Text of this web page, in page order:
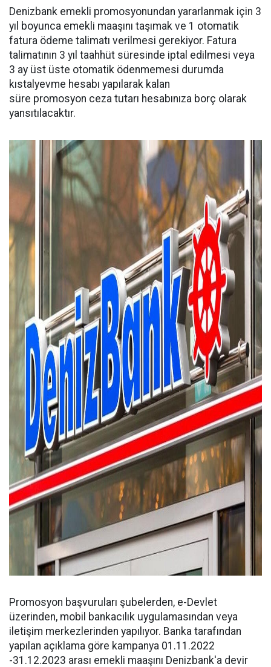
Denizbank emekli promosyonundan yararlanmak için 3
yıl boyunca emekli maaşını taşımak ve 1 otomatik
fatura ödeme talimatı verilmesi gerekiyor. Fatura
talimatının 3 yıl taahhüt süresinde iptal edilmesi veya
3 ay üst üste otomatik ödenmemesi durumda
kıstalyevme hesabı yapılarak kalan
süre promosyon ceza tutarı hesabınıza borç olarak
yansıtılacaktır.
Promosyon başvuruları şubelerden, e-Devlet
üzerinden, mobil bankacılık uygulamasından veya
iletişim merkezlerinden yapılıyor. Banka tarafından
yapılan açıklama göre kampanya 01.11.2022
-31.12.2023 arası emekli maaşını Denizbank'a devir